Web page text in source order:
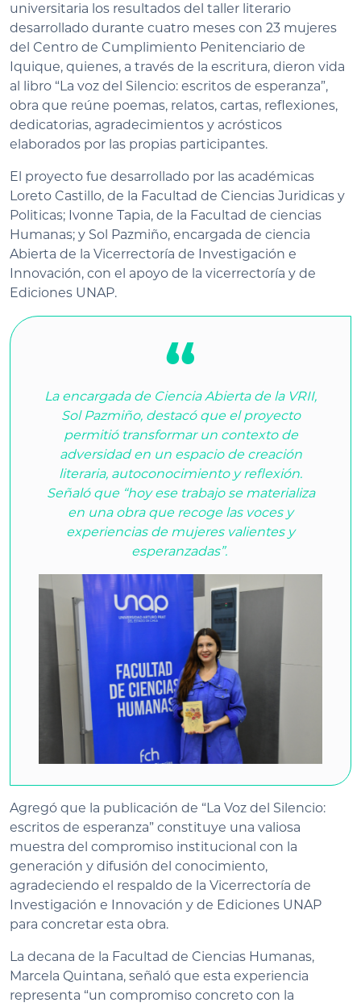
universitaria los resultados del taller literario
desarrollado durante cuatro meses con 23 mujeres
del Centro de Cumplimiento Penitenciario de
Iquique, quienes, a través de la escritura, dieron vida
al libro “La voz del Silencio: escritos de esperanza”,
obra que reúne poemas, relatos, cartas, reflexiones,
dedicatorias, agradecimientos y acrósticos
elaborados por las propias participantes.
El proyecto fue desarrollado por las académicas
Loreto Castillo, de la Facultad de Ciencias Juridicas y
Politicas; Ivonne Tapia, de la Facultad de ciencias
Humanas; y Sol Pazmiño, encargada de ciencia
Abierta de la Vicerrectoría de Investigación e
Innovación, con el apoyo de la vicerrectoría y de
Ediciones UNAP.
La encargada de Ciencia Abierta de la VRII,
Sol Pazmiño, destacó que el proyecto
permitió transformar un contexto de
adversidad en un espacio de creación
literaria, autoconocimiento y reflexión.
Señaló que “hoy ese trabajo se materializa
en una obra que recoge las voces y
experiencias de mujeres valientes y
esperanzadas”.
Agregó que la publicación de “La Voz del Silencio:
escritos de esperanza” constituye una valiosa
muestra del compromiso institucional con la
generación y difusión del conocimiento,
agradeciendo el respaldo de la Vicerrectoría de
Investigación e Innovación y de Ediciones UNAP
para concretar esta obra.
La decana de la Facultad de Ciencias Humanas,
Marcela Quintana, señaló que esta experiencia
representa “un compromiso concreto con la